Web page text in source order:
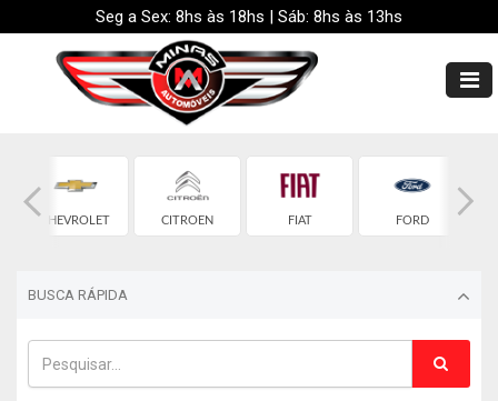
Seg a Sex: 8hs às 18hs | Sáb: 8hs às 13hs
CHEVROLET CITROEN FIAT FORD
BUSCA RÁPIDA